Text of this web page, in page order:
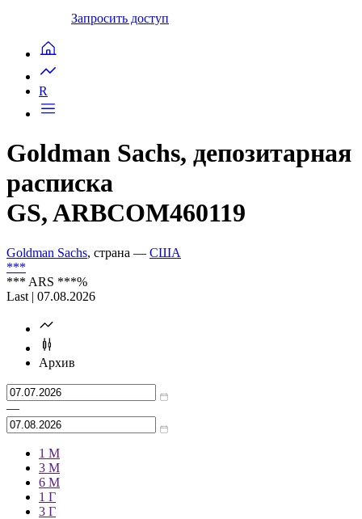
Запросить доступ
R
Goldman Sachs, депозитарная
расписка
GS, ARBCOM460119
Goldman Sachs, страна — США
***
*** ARS ***%
Last | 07.08.2026
Архив
—
1 М
3 М
6 М
1 Г
3 Г